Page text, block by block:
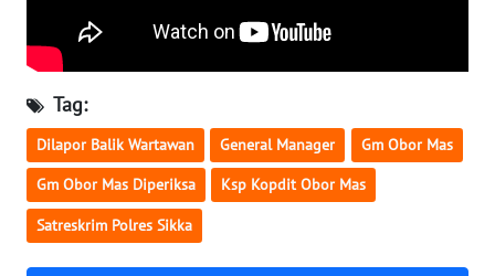
Tag:
Dilapor Balik Wartawan General Manager Gm Obor Mas
Gm Obor Mas Diperiksa Ksp Kopdit Obor Mas
Satreskrim Polres Sikka
JOGJA
JATIM
WN
BALI